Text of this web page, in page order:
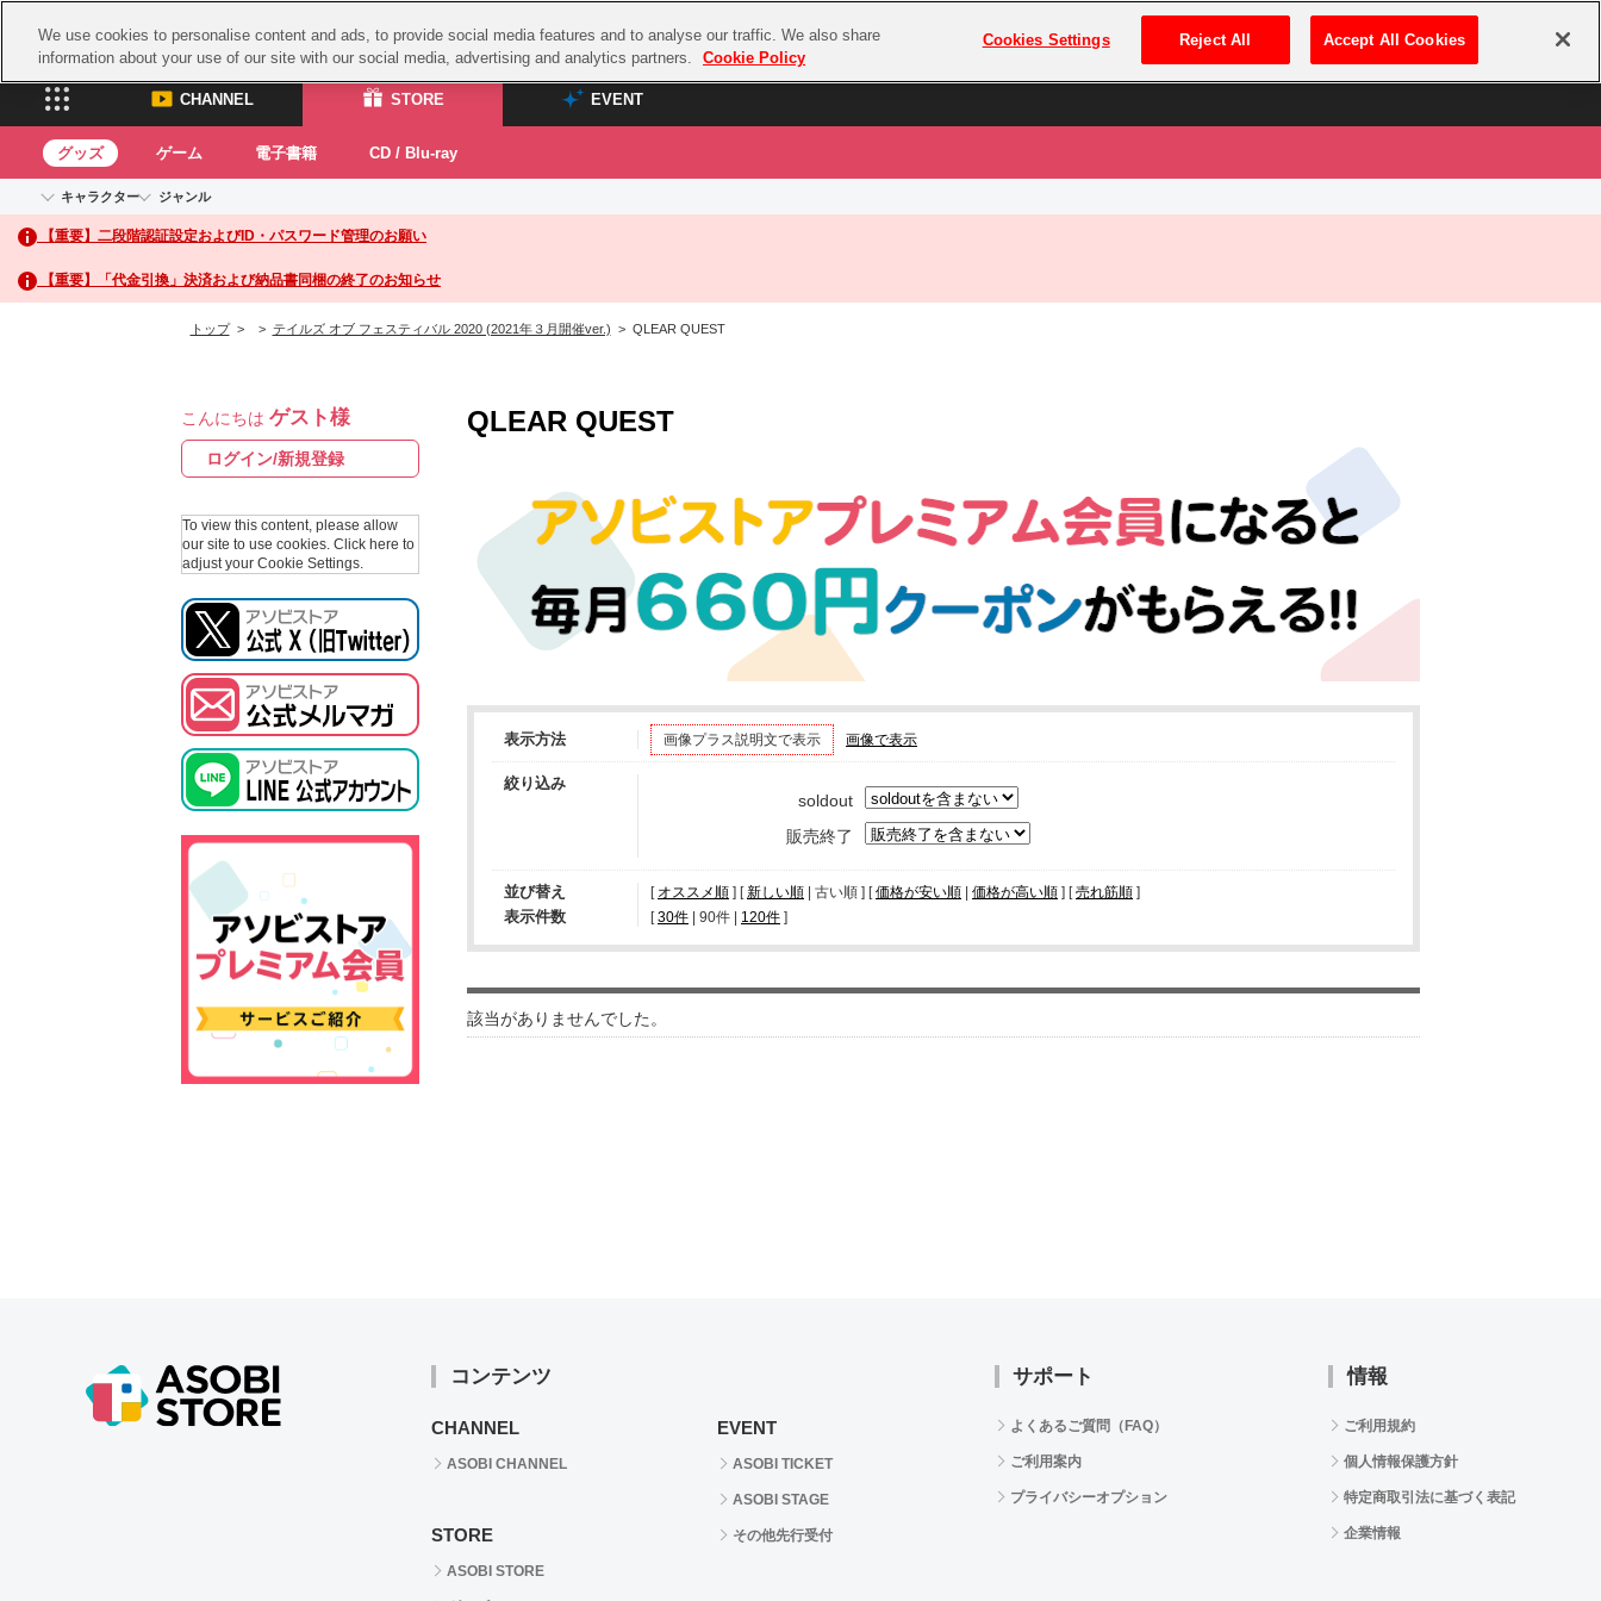
プレミアム会員とは ログイン・新規登録
CHANNEL STORE EVENT
CHANNEL
ASOBI CHANNEL TOP
STORE
ASOBI STORE TOP
グッズ
CD / Blu-ray
EVENT
ASOBI STAGE
グッズ ゲーム 電子書籍 CD / Blu-ray
キャラクター
アイドルマスターシリーズ
アイドルマスター
アイドルマスター シンデレラガールズ
アイドルマスター ミリオンライブ！
プロジェクトアイマス ヴイアライヴ
テイルズ オブ シリーズ
スサノオマジック
ドラゴンボール
ラブライブ！サンシャイン‼
ジャンル
イベントグッズ
トイ・ホビー
【重要】二段階認証設定およびID・パスワード管理のお願い
【重要】「代金引換」決済および納品書同梱の終了のお知らせ
トップ> > テイルズ オブ フェスティバル 2020 (2021年３月開催ver.) > QLEAR QUEST
こんにちは ゲスト様
ログイン/新規登録
To view this content, please allow
our site to use cookies. Click here to
adjust your Cookie Settings.
QLEAR QUEST
表示方法 画像プラス説明文で表示 画像で表示
絞り込み
soldout
販売終了
並び替え [ オススメ順 ] [新しい順 | 古い順 ] [価格が安い順 | 価格が高い順 ] [売れ筋順 ]
表示件数 [ 30件 | 90件 | 120件 ]
該当がありませんでした。
コンテンツ
CHANNEL
ASOBI CHANNEL
STORE
ASOBI STORE
EVENT
ASOBI TICKET
ASOBI STAGE
その他先行受付
サポート
よくあるご質問（FAQ）
ご利用案内
プライバシーオプション
情報
ご利用規約
個人情報保護方針
特定商取引法に基づく表記
企業情報
We use cookies to personalise content and ads, to provide social media features and to analyse our traffic. We also share
information about your use of our site with our social media, advertising and analytics partners.
Cookie Policy
Cookies Settings Reject All Accept All Cookies